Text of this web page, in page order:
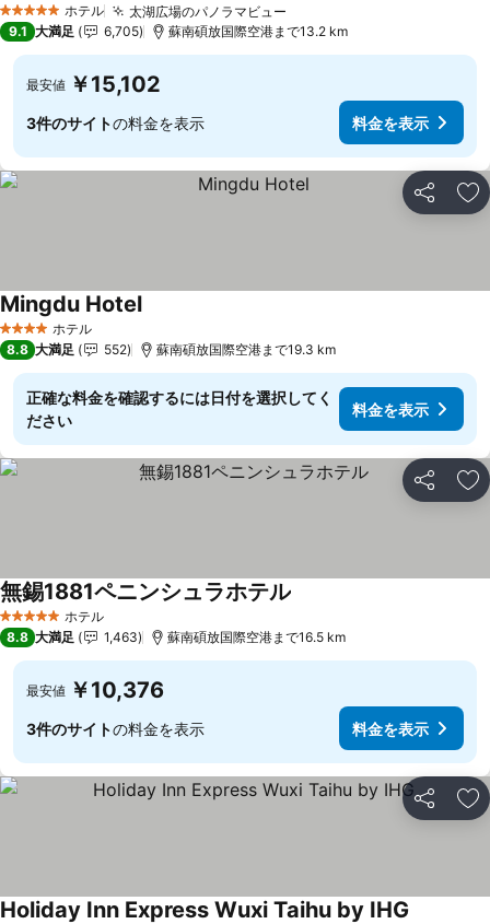
5 ホテルのランク
ホテル 太湖広場のパノラマビュー
9.1 大満足 6,705 蘇南碩放国際空港まで13.2 km
最安値 ￥15,102
3件のサイトの料金を表示 料金を表示
シェア お
4 ホテルのランク
ホテル
Mingdu Hotel
8.8 大満足 552 蘇南碩放国際空港まで19.3 km
正確な料金を確認するには日付を選択してく
ださい
料金を表示
シェア お
5 ホテルのランク
ホテル
無錫1881ペニンシュラホテル
8.8 大満足 1,463 蘇南碩放国際空港まで16.5 km
最安値 ￥10,376
3件のサイトの料金を表示 料金を表示
シェア お
Holiday Inn Express Wuxi Taihu by IHG